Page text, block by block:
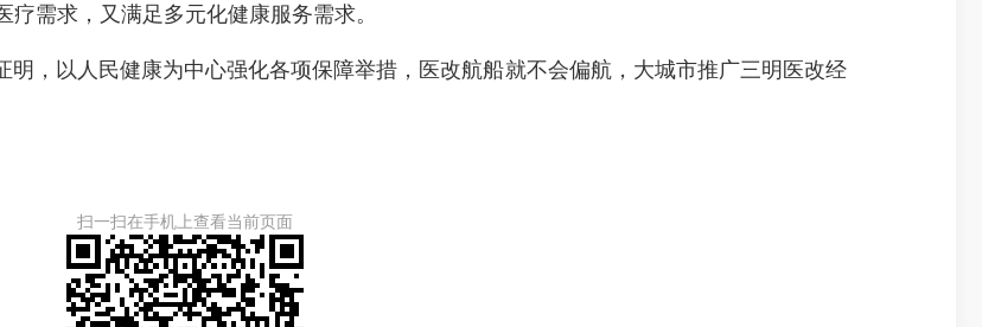
疗需求， 又满足 多元化健康服务需求。
，以人民健康为中心强化各项保障举措，医改航船就不会偏航，大城市推广三明医改经
扫一扫在手机上查看当前页面